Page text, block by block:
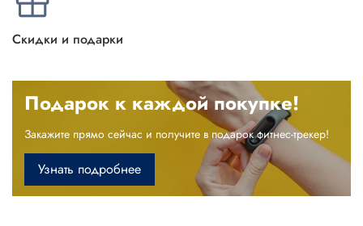
Скидки и подарки
Подарок к каждой покупке!
Закажите прямо сейчас и получите в подарок фитнес-трекер!
Узнать подробнее